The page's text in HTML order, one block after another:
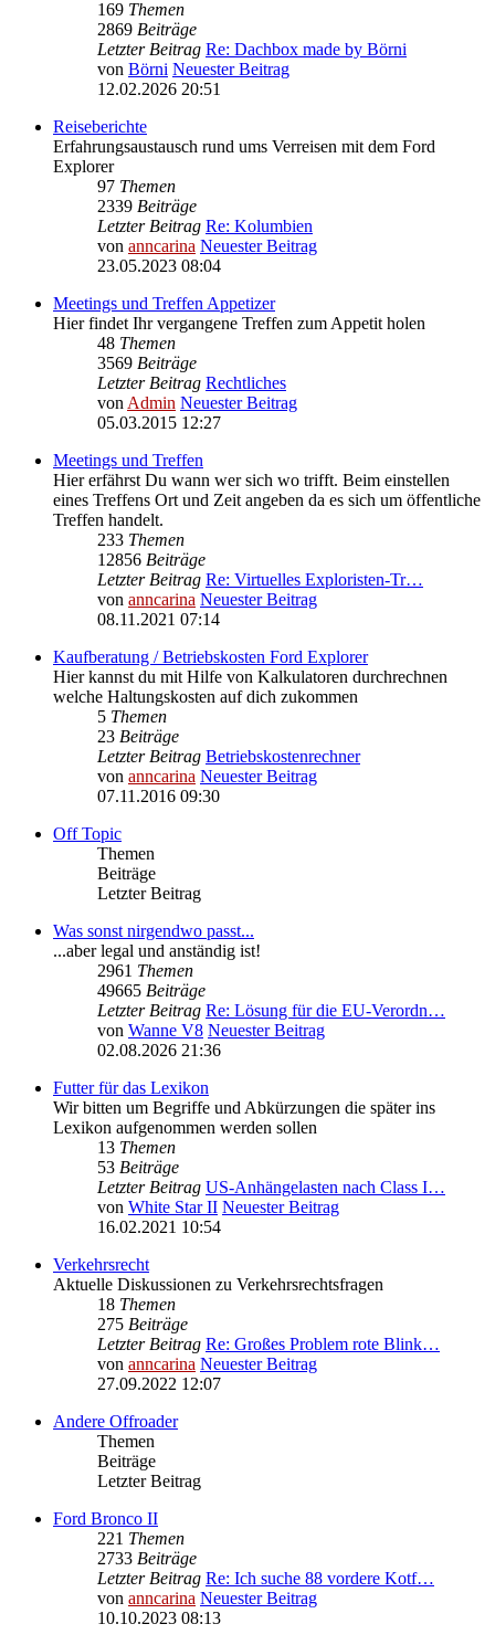
169 Themen
2869 Beiträge
Letzter Beitrag Re: Dachbox made by Börni
von Börni Neuester Beitrag
12.02.2026 20:51
Reiseberichte
Erfahrungsaustausch rund ums Verreisen mit dem Ford
Explorer
97 Themen
2339 Beiträge
Letzter Beitrag Re: Kolumbien
von anncarina Neuester Beitrag
23.05.2023 08:04
Meetings und Treffen Appetizer
Hier findet Ihr vergangene Treffen zum Appetit holen
48 Themen
3569 Beiträge
Letzter Beitrag Rechtliches
vonAdmin Neuester Beitrag
05.03.2015 12:27
Meetings und Treffen
Hier erfährst Du wann wer sich wo trifft. Beim einstellen
eines Treffens Ort und Zeit angeben da es sich um öffentliche
Treffen handelt.
233 Themen
12856 Beiträge
Letzter Beitrag Re: Virtuelles Exploristen-Tr…
von anncarina Neuester Beitrag
08.11.2021 07:14
Kaufberatung / Betriebskosten Ford Explorer
Hier kannst du mit Hilfe von Kalkulatoren durchrechnen
welche Haltungskosten auf dich zukommen
5 Themen
23 Beiträge
Letzter Beitrag Betriebskostenrechner
von anncarina Neuester Beitrag
07.11.2016 09:30
Off Topic
Themen
Beiträge
Letzter Beitrag
Was sonst nirgendwo passt...
...aber legal und anständig ist!
2961 Themen
49665 Beiträge
Letzter Beitrag Re: Lösung für die EU‑Verordn…
von Wanne V8 Neuester Beitrag
02.08.2026 21:36
Futter für das Lexikon
Wir bitten um Begriffe und Abkürzungen die später ins
Lexikon aufgenommen werden sollen
13 Themen
53 Beiträge
Letzter Beitrag US-Anhängelasten nach Class I…
von White Star II Neuester Beitrag
16.02.2021 10:54
Verkehrsrecht
Aktuelle Diskussionen zu Verkehrsrechtsfragen
18 Themen
275 Beiträge
Letzter Beitrag Re: Großes Problem rote Blink…
von anncarina Neuester Beitrag
27.09.2022 12:07
Andere Offroader
Themen
Beiträge
Letzter Beitrag
Ford Bronco II
221 Themen
2733 Beiträge
Letzter Beitrag Re: Ich suche 88 vordere Kotf…
von anncarina Neuester Beitrag
10.10.2023 08:13